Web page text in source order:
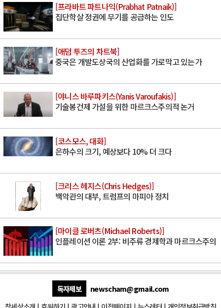
[프라바트 파트나익(Prabhat Patnaik)]
집단학살 정권에 무기를 공급하는 인도
[애덤 투즈의 차트북]
중국은 개발도상국의 산업화를 가로막고 있는가
[야니스 바루파키스(Yanis Varoufakis)]
기술봉건제 가설을 위한 마르크스주의적 논거
[코스모스, 대화]
은하수의 크기, 예상보다 10% 더 크다
[크리스 헤지스(Chris Hedges)]
백악관의 대부, 트럼프의 마피아 정치
[마이클 로버츠(Michael Roberts)]
인플레이션 이론 2부: 비주류 경제학과 마르크스주의
독자제보
newscham@gmail.com